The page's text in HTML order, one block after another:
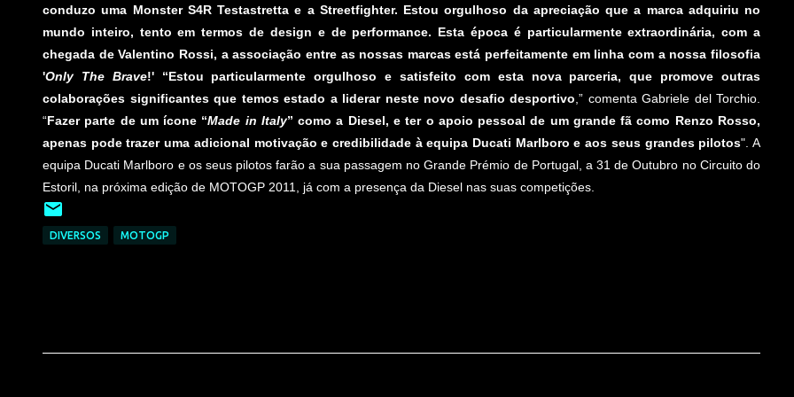
conduzo uma Monster S4R Testastretta e a Streetfighter. Estou orgulhoso da apreciação que a marca adquiriu no
mundo inteiro, tento em termos de design e de performance. Esta época é particularmente extraordinária, com a
chegada de Valentino Rossi, a associação entre as nossas marcas está perfeitamente em linha com a nossa filosofia
'Only The Brave!' “Estou particularmente orgulhoso e satisfeito com esta nova parceria, que promove outras
colaborações significantes que temos estado a liderar neste novo desafio desportivo ,” comenta Gabriele del Torchio.
“Fazer parte de um ícone “Made in Italy” como a Diesel, e ter o apoio pessoal de um grande fã como Renzo Rosso,
apenas pode trazer uma adicional motivação e credibilidade à equipa Ducati Marlboro e aos seus grandes pilotos". A
equipa Ducati Marlboro e os seus pilotos farão a sua passagem no Grande Prémio de Portugal, a 31 de Outubro no Circuito do
Estoril, na próxima edição de MOTOGP 2011, já com a presença da Diesel nas suas competições.
DIVERSOS MOTOGP